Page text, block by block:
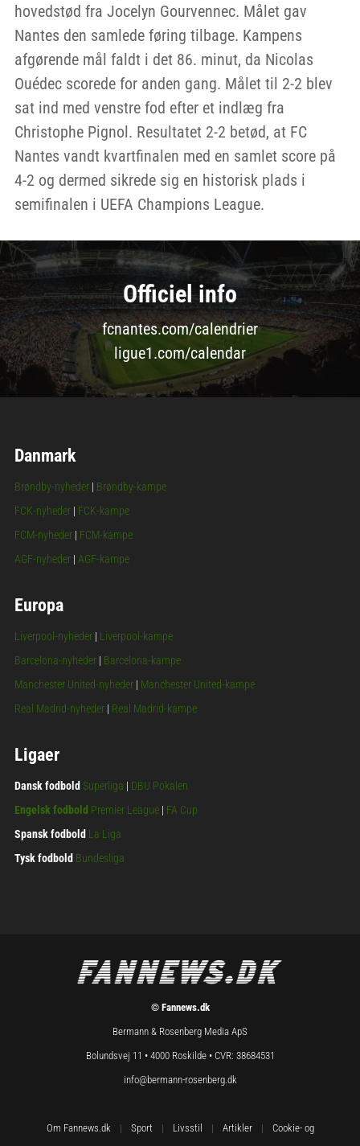
hovedstød fra Jocelyn Gourvennec. Målet gav
Nantes den samlede føring tilbage. Kampens
afgørende mål faldt i det 86. minut, da Nicolas
Ouédec scorede for anden gang. Målet til 2-2 blev
sat ind med venstre fod efter et indlæg fra
Christophe Pignol. Resultatet 2-2 betød, at FC
Nantes vandt kvartfinalen med en samlet score på
4-2 og dermed sikrede sig en historisk plads i
semifinalen i UEFA Champions League.
Officiel info
fcnantes.com/calendrier
ligue1.com/calendar
Danmark
Brøndby-nyheder| Brøndby-kampe
FCK-nyheder| FCK-kampe
FCM-nyheder| FCM-kampe
AGF-nyheder| AGF-kampe
Europa
Liverpool-nyheder| Liverpool-kampe
Barcelona-nyheder| Barcelona-kampe
Manchester United-nyheder| Manchester United-kampe
Real Madrid-nyheder| Real Madrid-kampe
Ligaer
Dansk fodbold Superliga | DBU Pokalen
Engelsk fodbold Premier League| FA Cup
Spansk fodbold La Liga
Tysk fodbold Bundesliga
© Fannews.dk
Bermann & Rosenberg Media ApS
Bolundsvej 11 • 4000 Roskilde • CVR: 38684531
info@bermann-rosenberg.dk
Om Fannews.dk | Sport | Livsstil | Artikler |
Cookie- og